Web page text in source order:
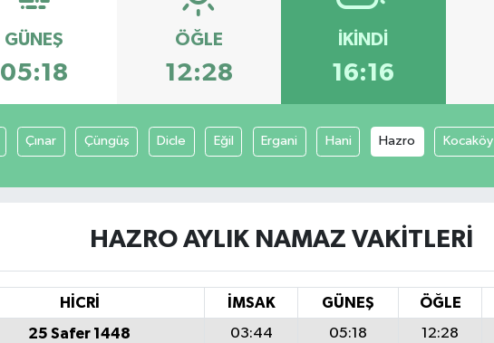
GÜNEŞ
05:18
ÖĞLE
12:28
İKINDI
16:16
Çınar Çüngüş Dicle Eğil Ergani Hani Hazro Kocaköy
HAZRO AYLIK NAMAZ VAKITLERI
HİCRİ İMSAK GÜNEŞ ÖĞLE
25 Safer 1448 03:44 05:18 12:28